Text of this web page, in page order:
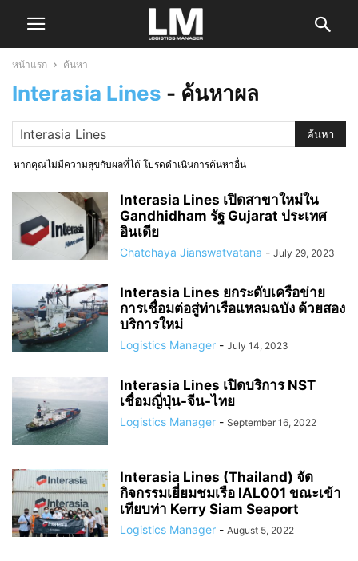
หน้าแรก ค้นหา
Interasia Lines - ค้นหาผล
หากคุณไม่มีความสุขกับผลที่ได้ โปรดดำเนินการค้นหาอื่น
Interasia Lines เปิดสาขาใหม่ใน
Gandhidham รัฐ Gujarat ประเทศ
อินเดีย
Chatchaya Jianswatvatana - July 29, 2023
Interasia Lines ยกระดับเครือข่าย
การเชื่อมต่อสู่ท่าเรือแหลมฉบัง ด้วยสอง
บริการใหม่
Logistics Manager - July 14, 2023
Interasia Lines เปิดบริการ NST
เชื่อมญี่ปุ่น-จีน-ไทย
Logistics Manager - September 16, 2022
Interasia Lines (Thailand) จัด
กิจกรรมเยี่ยมชมเรือ IAL001 ขณะเข้า
เทียบท่า Kerry Siam Seaport
Logistics Manager - August 5, 2022